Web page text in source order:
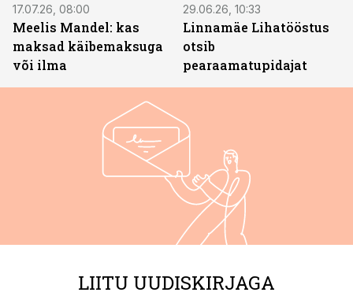
17.07.26, 08:00
Meelis Mandel: kas
maksad käibemaksuga
või ilma
29.06.26, 10:33
Linnamäe Lihatööstus
otsib
pearaamatupidajat
LIITU UUDISKIRJAGA